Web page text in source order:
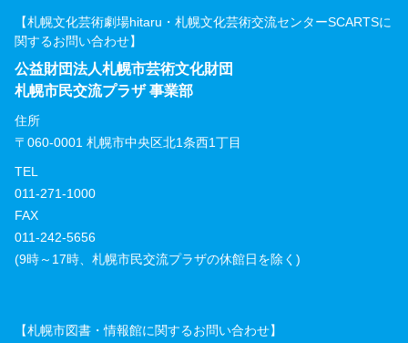
【札幌文化芸術劇場hitaru・札幌文化芸術交流センターSCARTSに
関するお問い合わせ】
公益財団法人札幌市芸術文化財団
札幌市民交流プラザ 事業部
住所
〒060-0001 札幌市中央区北1条西1丁目
TEL
011-271-1000
FAX
011-242-5656
(9時～17時、札幌市民交流プラザの休館日を除く)
【札幌市図書・情報館に関するお問い合わせ】